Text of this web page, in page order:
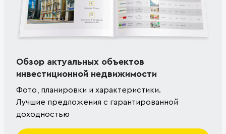
Обзор актуальных объектов
инвестиционной недвижимости
Фото, планировки и характеристики.
Лучшие предложения с гарантированной
доходностью